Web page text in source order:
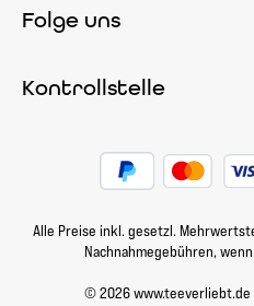
Folge uns
Kontrollstelle
© 2026 www.teeverliebt.de
Alle Preise inkl. gesetzl.
Nachnahmegebühren,